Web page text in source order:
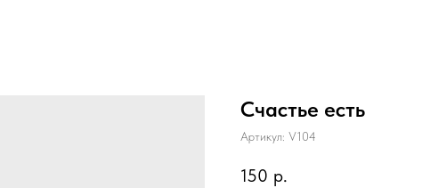
Счастье есть
Артикул: V104
150 р.